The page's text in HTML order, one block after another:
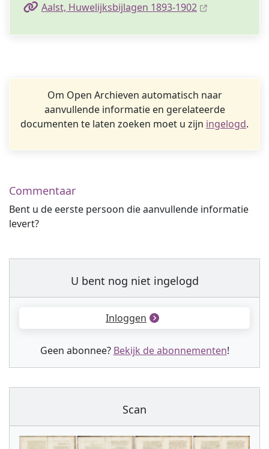
Aalst, Huwelijksbijlagen 1893-1902
Om Open Archieven automatisch naar
aanvullende informatie en gerelateerde
documenten te laten zoeken moet u zijn ingelogd.
Commentaar
Bent u de eerste persoon die aanvullende informatie
levert?
U bent nog niet ingelogd
Inloggen
Geen abonnee? Bekijk de abonnementen!
Scan